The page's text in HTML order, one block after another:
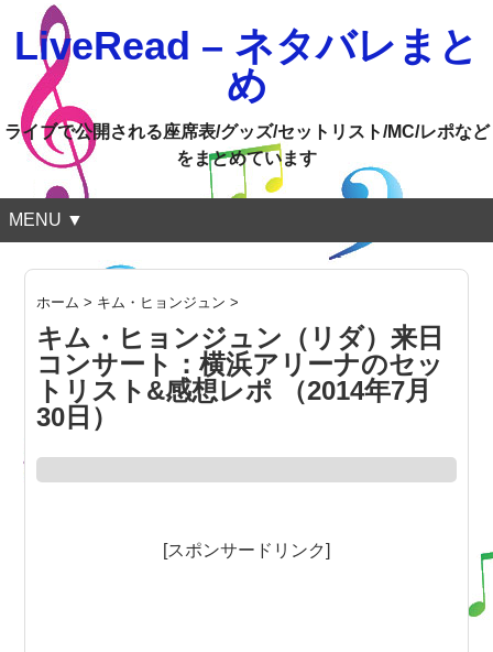
LiveRead – ネタバレまと
め
ライブで公開される座席表/グッズ/セットリスト/MC/レポなど
をまとめています
MENU ▼
ホーム > キム・ヒョンジュン >
キム・ヒョンジュン（リダ）来日
コンサート：横浜アリーナのセッ
トリスト&感想レポ （2014年7月
30日）
[スポンサードリンク]